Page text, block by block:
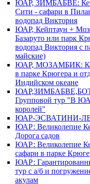
ЮАР, ЗИМБАБВЕ:
Сити - сафари в
водопад Виктория
ЮАР, Кейптаун +
Базаруто или парк
водопад Виктория с
майские)
ЮАР, МОЗАМБИК:
в парке Крюгера и
Индийском океане
Групповой тур "В
королей"
ЮАР-ЭСВАТИНИ-
ЮАР: Великолепие
Дорога садов
ЮАР: Великолепие
сафари в парке
ЮАР:
тур с а/б и
акулам